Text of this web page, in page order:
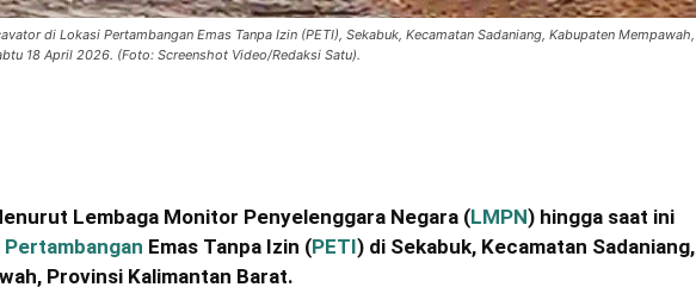
di Lokasi Pertambangan Emas Tanpa Izin (PETI), Sekabuk, Kecamatan Sadaniang, Kabupaten Mempawah,
18 April 2026. (Foto: Screenshot Video/Redaksi Satu).
Lembaga Monitor Penyelenggara Negara (LMPN) hingga saat ini
Pertambangan Emas Tanpa Izin (PETI) di Sekabuk, Kecamatan Sadaniang,
Provinsi Kalimantan Barat.